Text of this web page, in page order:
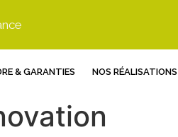
& GARANTIES NOS RÉALISATIONS